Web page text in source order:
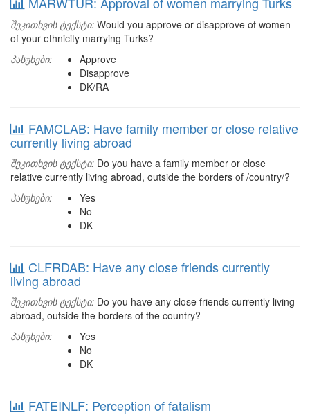
შეკითხვის ტექსტი: Would you approve or disapprove of women
of your ethnicity marrying Turks?
პასუხები:
Approve
Disapprove
DK/RA
FAMCLAB: Have family member or close relative
currently living abroad
შეკითხვის ტექსტი: Do you have a family member or close
relative currently living abroad, outside the borders of /country/?
პასუხები:
Yes
No
DK
CLFRDAB: Have any close friends currently
living abroad
შეკითხვის ტექსტი: Do you have any close friends currently living
abroad, outside the borders of the country?
პასუხები:
Yes
No
DK
FATEINLF: Perception of fatalism